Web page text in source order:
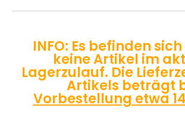
INFO: Es befinden
keine Artikel im
Lagerzulauf. Die
Artikels beträgt
Vorbestellung etwa